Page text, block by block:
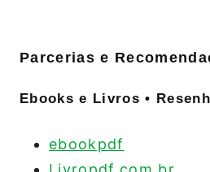
Parcerias e
Ebooks e Livros •
ebookpdf